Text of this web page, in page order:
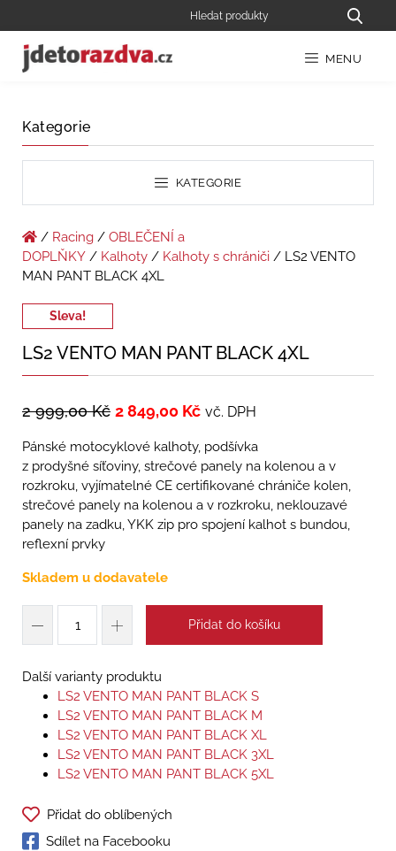
MENU
Kategorie
KATEGORIE
/ Racing / OBLEČENÍ a
DOPLŇKY / Kalhoty / Kalhoty s chrániči / LS2 VENTO
MAN PANT BLACK 4XL
Sleva!
LS2 VENTO MAN PANT BLACK 4XL
2 999,00Kč 2 849,00 Kč vč. DPH
Pánské motocyklové kalhoty, podšívka
z prodyšné síťoviny, strečové panely na kolenou a v
rozkroku, vyjímatelné CE certifikované chrániče kolen,
strečové panely na kolenou a v rozkroku, neklouzavé
panely na zadku, YKK zip pro spojení kalhot s bundou,
reflexní prvky
Skladem u dodavatele
Přidat do košíku
Další varianty produktu
LS2 VENTO MAN PANT BLACK S
LS2 VENTO MAN PANT BLACK M
LS2 VENTO MAN PANT BLACK XL
LS2 VENTO MAN PANT BLACK 3XL
LS2 VENTO MAN PANT BLACK 5XL
Přidat do oblíbených
Sdílet na Facebooku